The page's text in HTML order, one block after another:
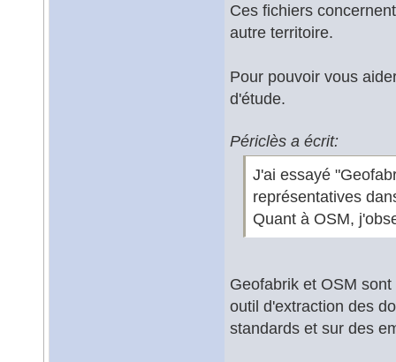
Ces fichiers
autre territoire.
Pour pouvoir vous
d'étude.
Périclès a écrit:
J'ai essayé
représentatives
Quant à OSM,
Geofabrik et OSM
outil d'extraction des
standards et sur des